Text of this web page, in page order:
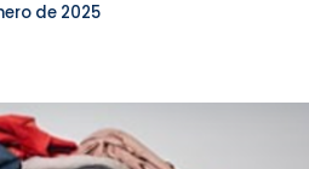
de 2025